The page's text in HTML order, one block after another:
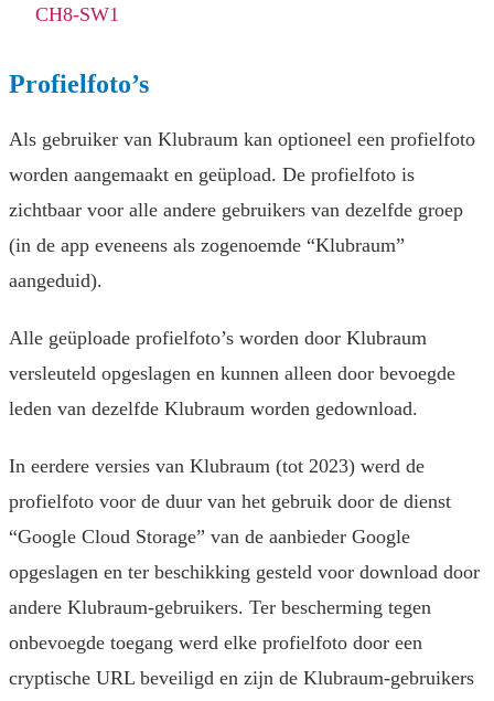
CH8-SW1
Profielfoto’s
Als gebruiker van Klubraum kan optioneel een profielfoto
worden aangemaakt en geüpload. De profielfoto is
zichtbaar voor alle andere gebruikers van dezelfde groep
(in de app eveneens als zogenoemde “Klubraum”
aangeduid).
Alle geüploade profielfoto’s worden door Klubraum
versleuteld opgeslagen en kunnen alleen door bevoegde
leden van dezelfde Klubraum worden gedownload.
In eerdere versies van Klubraum (tot 2023) werd de
profielfoto voor de duur van het gebruik door de dienst
“Google Cloud Storage” van de aanbieder Google
opgeslagen en ter beschikking gesteld voor download door
andere Klubraum-gebruikers. Ter bescherming tegen
onbevoegde toegang werd elke profielfoto door een
cryptische URL beveiligd en zijn de Klubraum-gebruikers